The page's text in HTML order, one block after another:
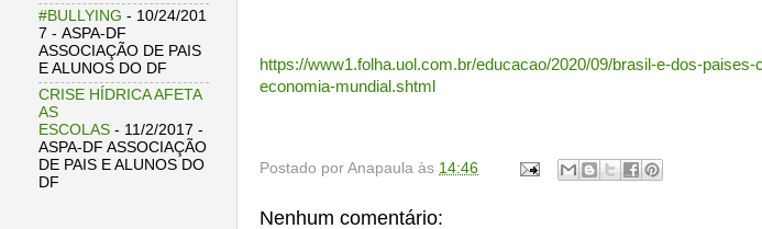
https://www1.folha.uol.com.br/educacao/2020/09/brasil-e-dos-
economia-mundial.shtml
Postado por Anapaula às 14:46
Nenhum comentário:
#BULLYING - 10/24/201
7 - ASPA-DF
ASSOCIAÇÃO DE PAIS
E ALUNOS DO DF
CRISE HÍDRICA AFETA
AS
ESCOLAS - 11/2/2017 -
ASPA-DF ASSOCIAÇÃO
DE PAIS E ALUNOS DO
DF